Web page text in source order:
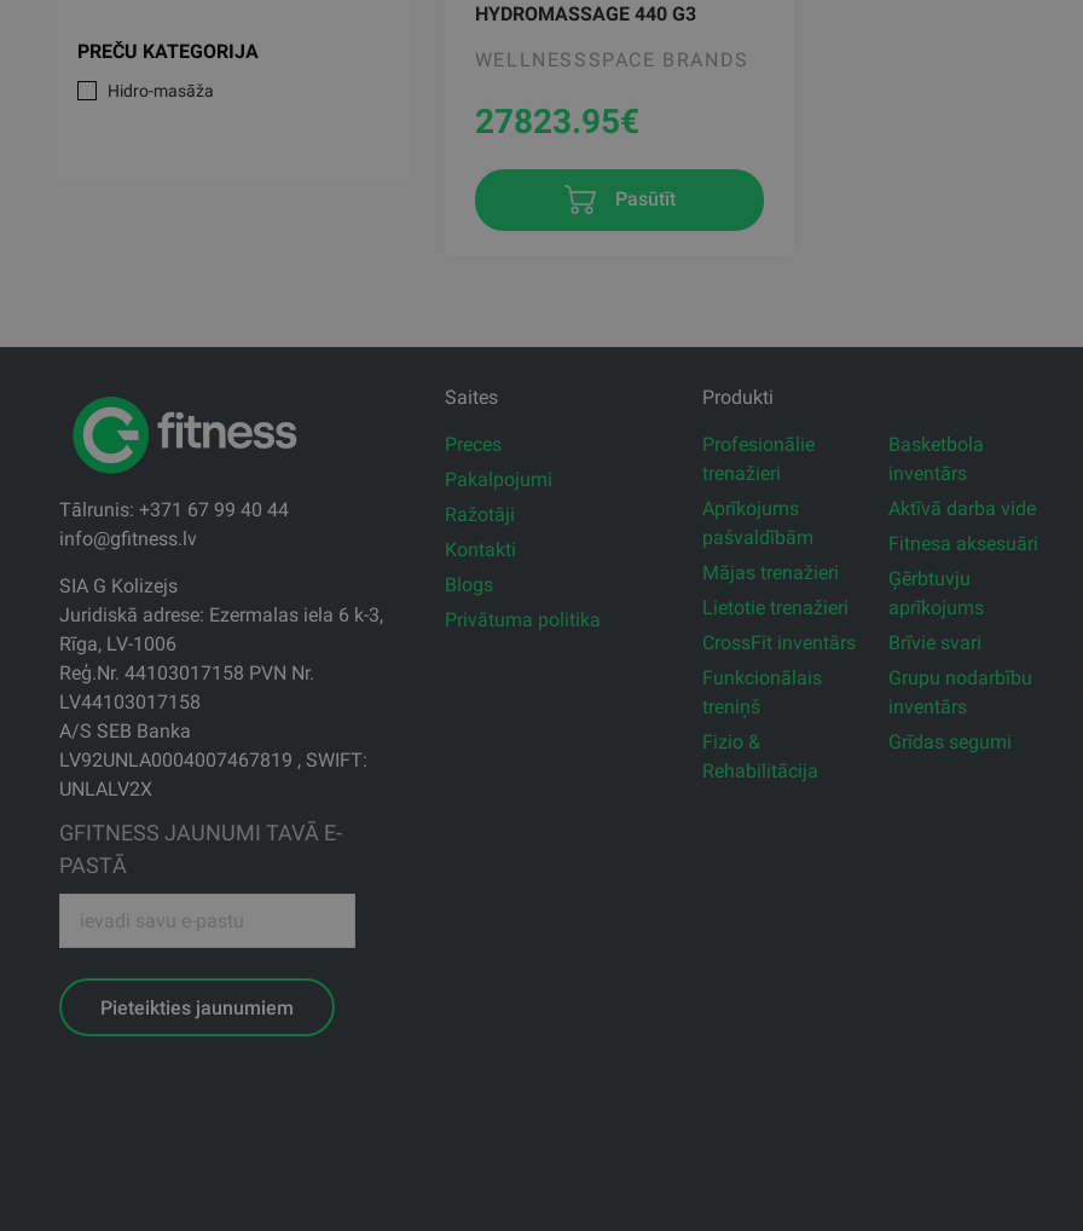
PREČU KATEGORIJA
Hidro-masāža
HYDROMASSAGE 440 G3
WELLNESSSPACE BRANDS
27823.95€
Pasūtīt
Tālrunis: +371 67 99 40 44
info@gfitness.lv
SIA G Kolizejs
Juridiskā adrese: Ezermalas iela 6 k-3,
Rīga, LV-1006
Reģ.Nr. 44103017158 PVN Nr.
LV44103017158
A/S SEB Banka
LV92UNLA0004007467819 , SWIFT:
UNLALV2X
GFITNESS JAUNUMI TAVĀ E-
PASTĀ
Pieteikties jaunumiem
Saites
Preces
Pakalpojumi
Ražotāji
Kontakti
Blogs
Privātuma politika
Produkti
Profesionālie
trenažieri
Aprīkojums
pašvaldībām
Mājas trenažieri
Lietotie trenažieri
CrossFit inventārs
Funkcionālais
treniņš
Fizio &
Rehabilitācija
Basketbola
inventārs
Aktīvā darba vide
Fitnesa aksesuāri
Ģērbtuvju
aprīkojums
Brīvie svari
Grupu nodarbību
inventārs
Grīdas segumi